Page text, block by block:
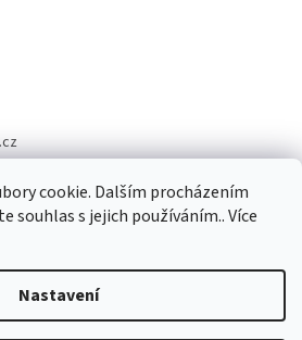
cookie. Dalším procházením
souhlas s jejich používáním.. Více
Nastavení
Vytvořil Shoptet